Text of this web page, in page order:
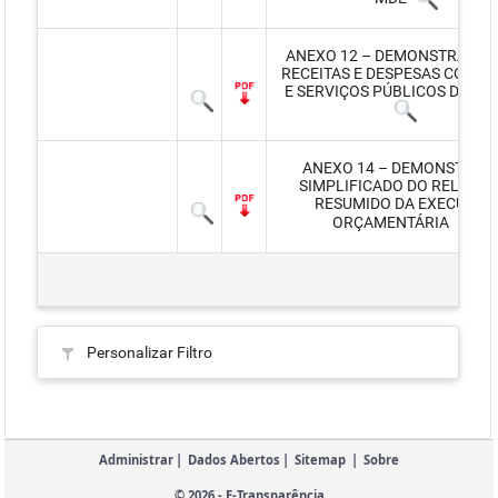
ANEXO 12 –
RECEITAS E DESPESAS COM
E SERVIÇOS PÚBLICOS DE
ANEXO 14 –
SIMPLIFICADO DO
RESUMIDO DA EXECUÇÃO
ORÇAMENTÁRIA
Personalizar Filtro
Administrar Dados Abertos Sitemap Sobre